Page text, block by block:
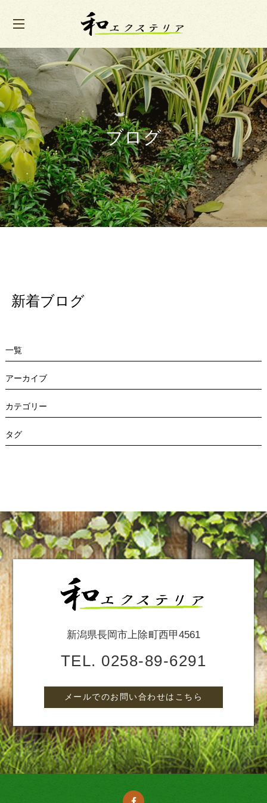
ブログ
新着ブログ
一覧
アーカイブ
カテゴリー
タグ
新潟県長岡市上除町西甲4561
TEL. 0258-89-6291
メールでのお問い合わせはこちら
t
g
g
l
e
n
a
v
i
i